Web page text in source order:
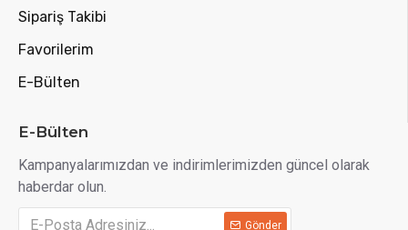
Sipariş Takibi
Favorilerim
E-Bülten
E-Bülten
Kampanyalarımızdan ve indirimlerimizden güncel olarak
haberdar olun.
Gönder